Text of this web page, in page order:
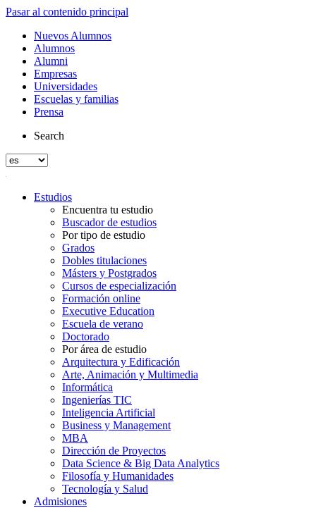
Pasar al contenido principal
Nuevos Alumnos
Alumnos
Alumni
Empresas
Universidades
Escuelas y familias
Prensa
Search
Estudios
Encuentra tu estudio
Buscador de estudios
Por tipo de estudio
Grados
Dobles titulaciones
Másters y Postgrados
Cursos de especialización
Formación online
Executive Education
Escuela de verano
Doctorado
Por área de estudio
Arquitectura y Edificación
Arte, Animación y Multimedia
Informática
Ingenierías TIC
Inteligencia Artificial
Business y Management
MBA
Dirección de Proyectos
Data Science & Big Data Analytics
Filosofía y Humanidades
Tecnología y Salud
Admisiones